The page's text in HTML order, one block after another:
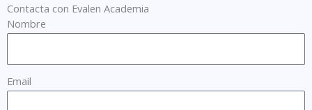
Contacta con Evalen Academia
Nombre
Email